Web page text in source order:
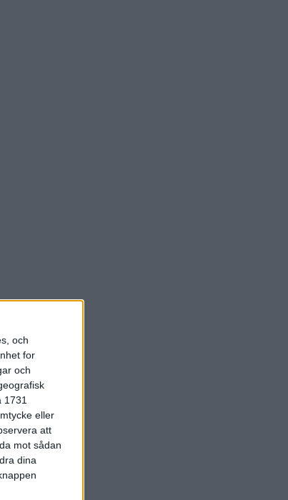
och
for
och
1731
eller
att
mot sådan
dina